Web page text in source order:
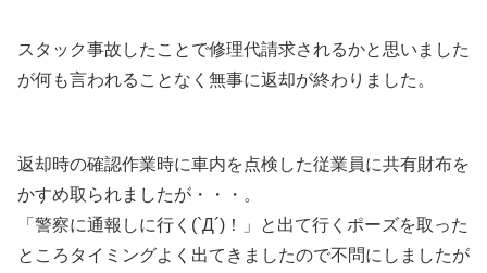
スタック事故したことで修理代請求されるかと思いました
が何も言われることなく無事に返却が終わりました。
返却時の確認作業時に車内を点検した従業員に共有財布を
かすめ取られましたが・・・。
「警察に通報しに行く(`Д´)！」と出て行くポーズを取った
ところタイミングよく出てきましたので不問にしましたが